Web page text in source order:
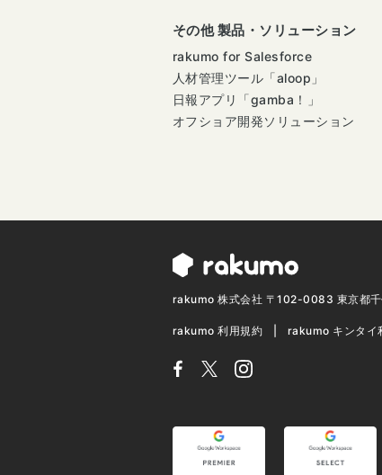
その他 製品・ソリューション
rakumo for Salesforce
人材管理ツール「aloop」
日報アプリ「gamba！」
オフショア開発ソリューション
rakumo 株式会社 〒102-0083 東京都
rakumo 利用規約 rakumo キンタイ